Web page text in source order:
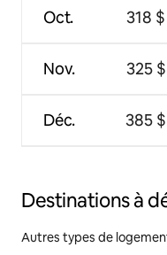
Oct.
Nov.
Déc.
318
325
385
Destinations à
Autres types de